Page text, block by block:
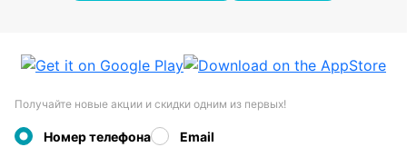
Получайте новые акции и скидки одним из первых!
Номер телефона Email